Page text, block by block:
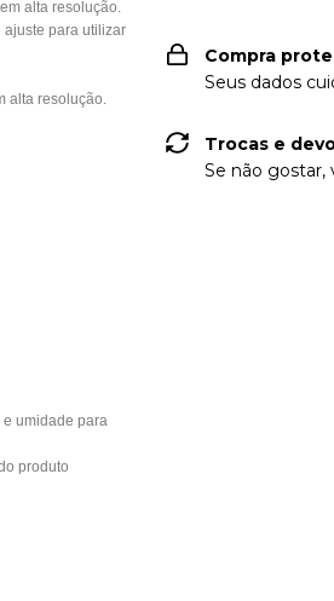
alta resolução.
ajuste para utilizar
alta resolução.
e umidade para
produto
Compra
Seus dados
Trocas e
Se não gostar,